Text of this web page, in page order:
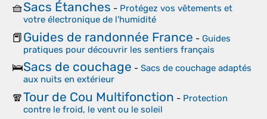
🧺Sacs Étanches - Protégez vos vêtements et
votre électronique de l'humidité
📕Guides de randonnée France - Guides
pratiques pour découvrir les sentiers français
🛌Sacs de couchage - Sacs de couchage adaptés
aux nuits en extérieur
🧣Tour de Cou Multifonction - Protection
contre le froid, le vent ou le soleil